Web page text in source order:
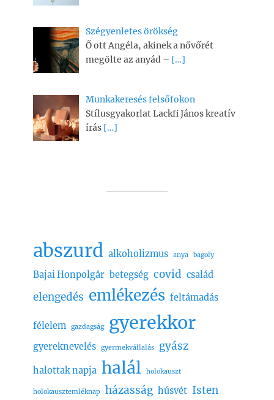
Szégyenletes örökség
Ő ott Angéla, akinek a nővőrét
megölte az anyád – […]
Munkakeresés felsőfokon
Stílusgyakorlat Lackfi János kreatív
írás […]
abszurd alkoholizmus anya bagoly
Bajai Honpolgár betegség covid család
elengedés emlékezés feltámadás
félelem gazdagság gyerekkor
gyereknevelés gyermekvállalás gyász
halottak napja halál holokauszt
holokausztemléknap házasság húsvét Isten